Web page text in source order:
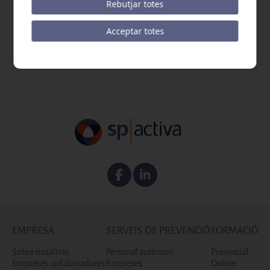
de valor afegit com proves complementàries, gestió avançada de
dades de salut, programes de promoció d’hàbits saludables i la
instal·lació d’espais cardioprotegits.
FacebookLinkedin
EMPRESA
Sobre nosaltres
Empreses col·laboradores
SERVEIS DE PREVENCIÓ
Personal autònom
Empreses
FORMACIÓ
Presencial
Online
Rebutjar totes
Acceptar totes